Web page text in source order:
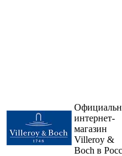
интернет-
магазин
Villeroy &
Boch в